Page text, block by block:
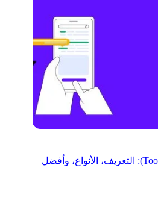
دليل “تلميحات الواجهة” (Tooltips): التعريف، الأنواع، وأفضل